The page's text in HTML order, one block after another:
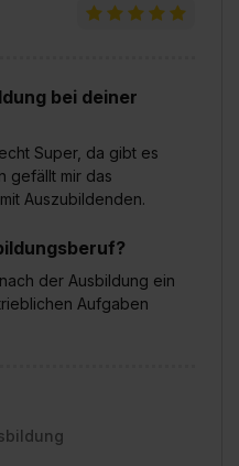
bei deiner
Super, da gibt es
gefällt mir das
Auszubildenden.
der Ausbildung ein
Aufgaben